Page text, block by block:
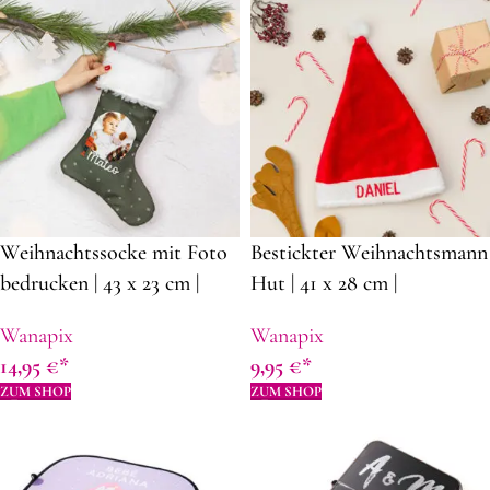
Weihnachtssocke mit Foto
bedrucken | 43 x 23 cm |
Dekorationsideen für
Weihnachten
Wanapix
14,95 €
ZUM SHOP
Bestickter Weihnachtsmann
Hut | 41 x 28 cm |
Weihnachtsdekoration
Ideen
Wanapix
9,95 €
ZUM SHOP